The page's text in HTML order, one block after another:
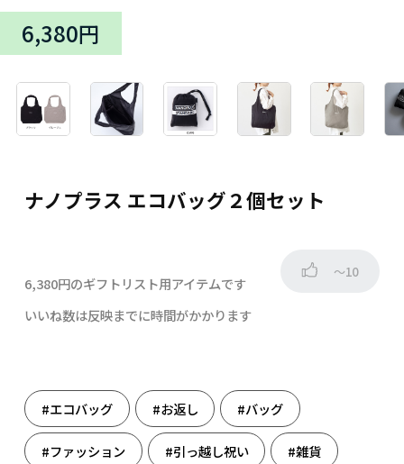
ナノプラス エコバッグ２個セット
6,380円
6,380円のギフトリスト用アイテムです
～10
いいね数は反映までに時間がかかります
#エコバッグ #お返し #バッグ
#ファッション #引っ越し祝い #雑貨